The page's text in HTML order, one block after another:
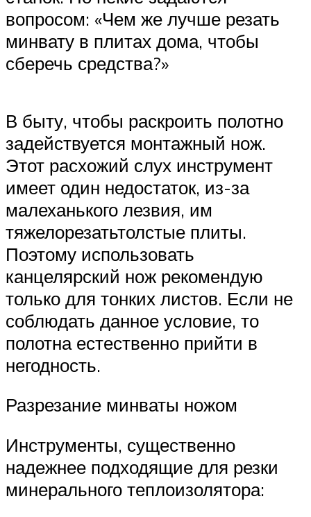
вопросом: «Чем же лучше резать
минвату в плитах дома, чтобы
сберечь средства?»
В быту, чтобы раскроить полотно
задействуется монтажный нож.
Этот расхожий слух инструмент
имеет один недостаток, из-за
малеханького лезвия, им
тяжелорезатьтолстые плиты.
Поэтому использовать
канцелярский нож рекомендую
только для тонких листов. Если не
соблюдать данное условие, то
полотна естественно прийти в
негодность.
Разрезание минваты ножом
Инструменты, существенно
надежнее подходящие для резки
минерального теплоизолятора: